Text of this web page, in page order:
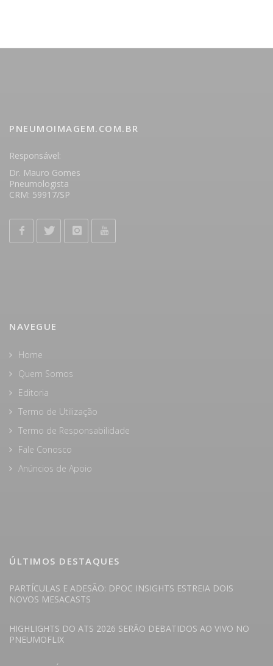
PNEUMOIMAGEM.COM.BR
Responsável:
Dr. Mauro Gomes
Pneumologista
CRM: 59917/SP
NAVEGUE
Home
Quem Somos
Editoria
Termo de Utilização
Termo de Responsabilidade
Fale Conosco
Anúncios de Apoio
ÚLTIMOS DESTAQUES
PARTÍCULAS E ADESÃO: DPOC INSIGHTS ESTREIA DOIS
NOVOS MESACASTS
HIGHLIGHTS DO ATS 2026 SERÃO DEBATIDOS AO VIVO NO
PNEUMOFLIX